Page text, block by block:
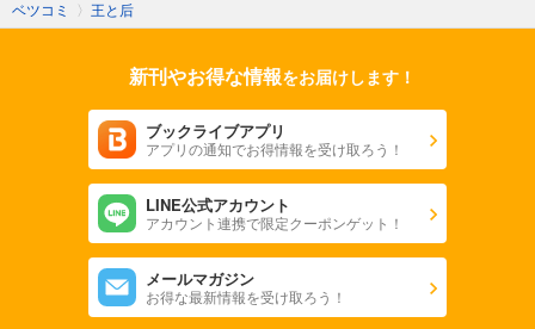
ベツコミ
〉 王と后
新刊やお得な情報をお届けします！
ブックライブアプリ
アプリの通知でお得情報を受け取ろう！
LINE公式アカウント
アカウント連携で限定クーポンゲット！
メールマガジン
お得な最新情報を受け取ろう！